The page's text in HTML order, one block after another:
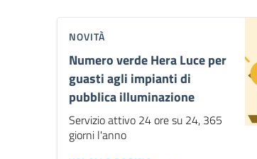
NOVITÀ
Numero verde Hera Luce per
guasti agli impianti di
pubblica illuminazione
Servizio attivo 24 ore su 24, 365
giorni l'anno